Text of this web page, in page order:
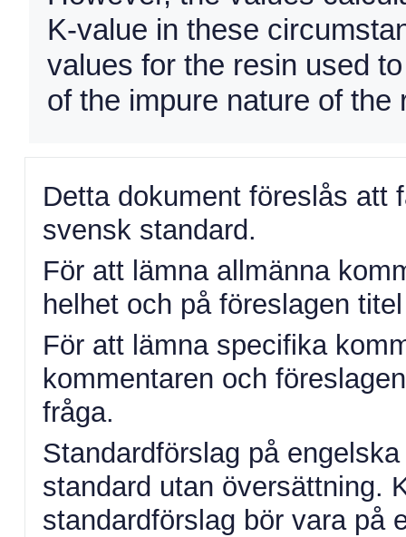
K-value in these
values for the resin used
of the impure nature of
Detta dokument föreslås att
svensk standard.
För att lämna allmänna
helhet och på föreslagen
För att lämna specifika
kommentaren och
fråga.
Standardförslag på
standard utan översättning.
standardförslag bör vara på